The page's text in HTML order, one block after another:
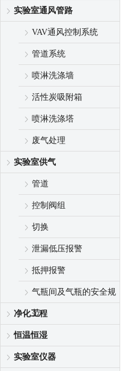
实验室通风管路
VAV通风控制系统
管道系统
喷淋洗涤墙
活性炭吸附箱
喷淋洗涤塔
废气处理
实验室供气
管道
控制阀组
切换
泄漏低压报警
抵押报警
气瓶间及气瓶的安全规
范
净化工程
恒温恒湿
实验室仪器